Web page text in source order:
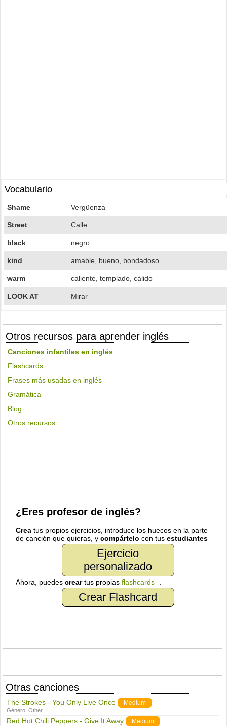
Vocabulario
Shame Vergüenza
Street Calle
black negro
kind amable, bueno, bondadoso
warm caliente, templado, cálido
LOOK AT Mirar
Otros recursos para aprender inglés
Canciones infantiles en inglés
Flashcards
Frases más usadas en inglés
Gramática
Blog
Otros recursos...
¿Eres profesor de inglés?
Crea tus propios ejercicios, introduce los huecos en la parte
de canción que quieras, ycompártelo con tusestudiantes
Ejercicio
personalizado
Ahora, puedescreartus propiasflashcards
Crear Flashcard
Otras canciones
The Strokes - You Only Live Once Medium
Género:Other
Red Hot Chili Peppers - Give It Away Medium